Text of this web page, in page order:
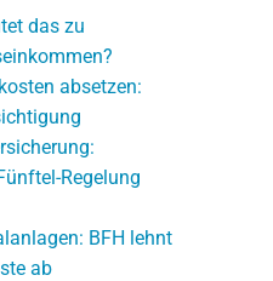
das zu
absetzen:
Regelung
BFH lehnt
ab